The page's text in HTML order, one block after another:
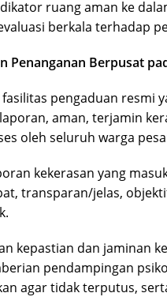
ruang aman ke
berkala terhadap
Penanganan Berpusat
pengaduan resmi
aman, terjamin
oleh seluruh warga
kekerasan yang
transparan/jelas,
kepastian dan jaminan
pendampingan
agar tidak terputus,